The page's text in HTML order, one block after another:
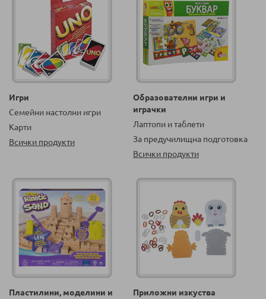
Игри
Семейни настолни игри
Карти
Всички продукти
Образователни игри и
играчки
Лаптопи и таблети
За предучилищна подготовка
Всички продукти
Пластилини, моделини и
Приложни изкуства